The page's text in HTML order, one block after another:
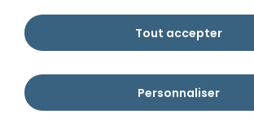
MICROBE LIFT
Voir tous les produits >>
Tout accepter
Personnaliser